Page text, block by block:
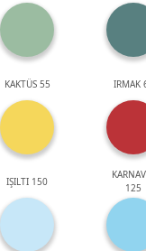
KAKTÜS 55 IRMAK
IŞILTI 150
125